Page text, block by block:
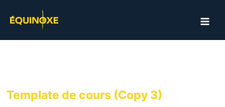
Template de cours (Copy 3)